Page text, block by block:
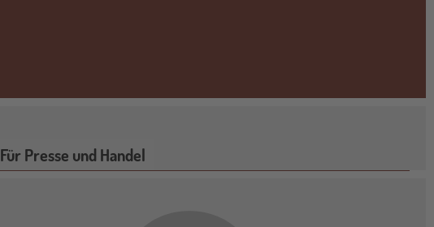
Für Presse und Handel